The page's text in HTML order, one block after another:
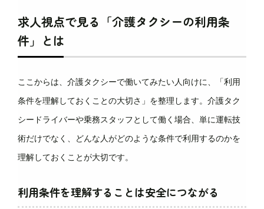
求人視点で見る「介護タクシーの利用条
件」とは
ここからは、介護タクシーで働いてみたい人向けに、「利用
条件を理解しておくことの大切さ」を整理します。介護タク
シードライバーや乗務スタッフとして働く場合、単に運転技
術だけでなく、どんな人がどのような条件で利用するのかを
理解しておくことが大切です。
利用条件を理解することは安全につながる